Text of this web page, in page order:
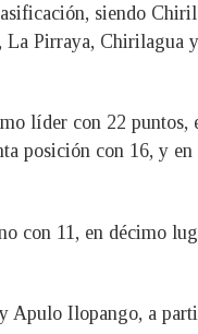
siendo
Pirraya,
líder con 22
posición con 16, y
con 11, en décimo
Apulo Ilopango, a